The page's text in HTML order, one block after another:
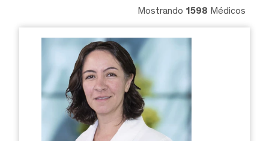
Mostrando 1598 Médicos